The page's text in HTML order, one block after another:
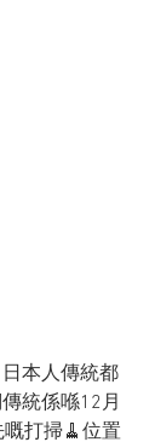
本人傳統都
統係喺12月
打掃🧹位置